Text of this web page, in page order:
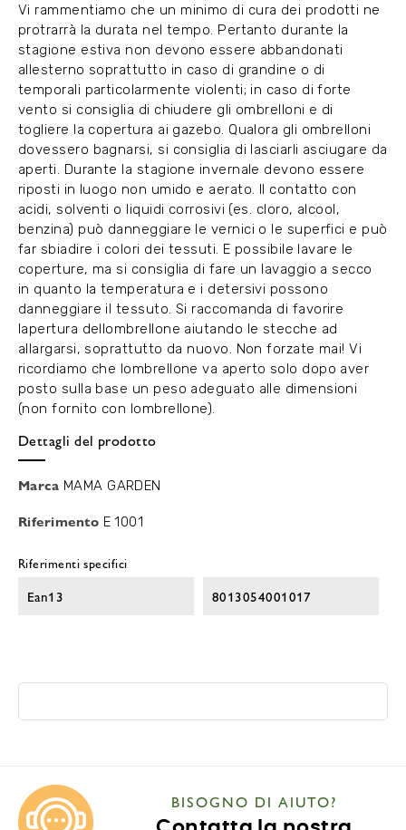
Vi rammentiamo che un minimo di cura dei prodotti ne
protrarrà la durata nel tempo. Pertanto durante la
stagione estiva non devono essere abbandonati
allesterno soprattutto in caso di grandine o di
temporali particolarmente violenti; in caso di forte
vento si consiglia di chiudere gli ombrelloni e di
togliere la copertura ai gazebo. Qualora gli ombrelloni
dovessero bagnarsi, si consiglia di lasciarli asciugare da
aperti. Durante la stagione invernale devono essere
riposti in luogo non umido e aerato. Il contatto con
acidi, solventi o liquidi corrosivi (es. cloro, alcool,
benzina) può danneggiare le vernici o le superfici e può
far sbiadire i colori dei tessuti. E possibile lavare le
coperture, ma si consiglia di fare un lavaggio a secco
in quanto la temperatura e i detersivi possono
danneggiare il tessuto. Si raccomanda di favorire
lapertura dellombrellone aiutando le stecche ad
allargarsi, soprattutto da nuovo. Non forzate mai! Vi
ricordiamo che lombrellone va aperto solo dopo aver
posto sulla base un peso adeguato alle dimensioni
(non fornito con lombrellone).
Dettagli del prodotto
Marca MAMA GARDEN
Riferimento E 1001
Riferimenti specifici
Ean13 8013054001017
BISOGNO DI AIUTO?